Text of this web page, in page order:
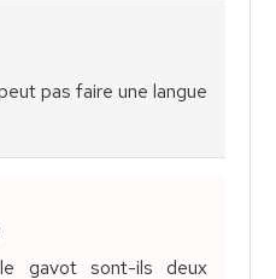
pas faire une langue
gavot sont-ils deux